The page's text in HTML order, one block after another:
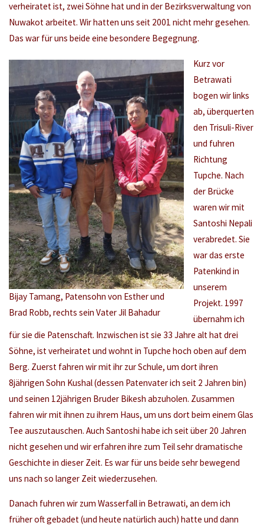
verheiratet ist, zwei Söhne hat und in der Bezirksverwaltung von
Nuwakot arbeitet. Wir hatten uns seit 2001 nicht mehr gesehen.
Das war für uns beide eine besondere Begegnung.
Bijay Tamang, Patensohn von Esther und
Brad Robb, rechts sein Vater Jil Bahadur
Kurz vor
Betrawati
bogen wir links
ab, überquerten
den Trisuli-River
und fuhren
Richtung
Tupche. Nach
der Brücke
waren wir mit
Santoshi Nepali
verabredet. Sie
war das erste
Patenkind in
unserem
Projekt. 1997
übernahm ich
für sie die Patenschaft. Inzwischen ist sie 33 Jahre alt hat drei
Söhne, ist verheiratet und wohnt in Tupche hoch oben auf dem
Berg. Zuerst fahren wir mit ihr zur Schule, um dort ihren
8jährigen Sohn Kushal (dessen Patenvater ich seit 2 Jahren bin)
und seinen 12jährigen Bruder Bikesh abzuholen. Zusammen
fahren wir mit ihnen zu ihrem Haus, um uns dort beim einem Glas
Tee auszutauschen. Auch Santoshi habe ich seit über 20 Jahren
nicht gesehen und wir erfahren ihre zum Teil sehr dramatische
Geschichte in dieser Zeit. Es war für uns beide sehr bewegend
uns nach so langer Zeit wiederzusehen.
Danach fuhren wir zum Wasserfall in Betrawati, an dem ich
früher oft gebadet (und heute natürlich auch) hatte und dann